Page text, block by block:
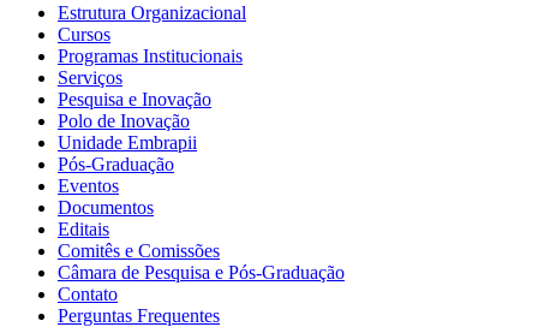
Estrutura Organizacional
Cursos
Programas Institucionais
Serviços
Pesquisa e Inovação
Polo de Inovação
Unidade Embrapii
Pós-Graduação
Eventos
Documentos
Editais
Comitês e Comissões
Câmara de Pesquisa e Pós-Graduação
Contato
Perguntas Frequentes